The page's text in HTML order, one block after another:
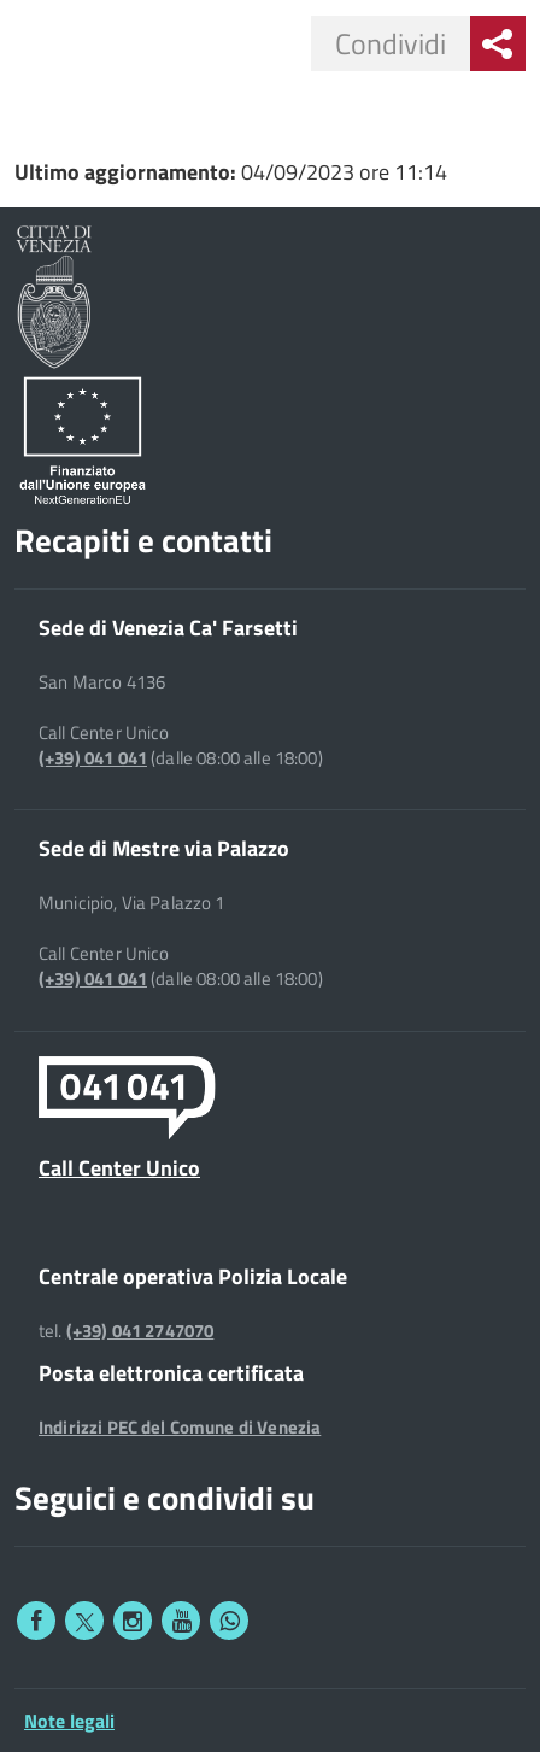
su
Facebook
Condividi
su
Condividi
Condividi
Ultimo aggiornamento:04/09/2023 ore 11:14
Recapiti e contatti
Sede di Venezia Ca' Farsetti
San Marco 4136
Call Center Unico
(+39) 041 041(dalle 08:00 alle 18:00)
Sede di Mestre via Palazzo
Municipio, Via Palazzo 1
Call Center Unico
(+39) 041 041(dalle 08:00 alle 18:00)
Call Center Unico
Centrale operativa Polizia Locale
tel.(+39) 041 2747070
Posta elettronica certificata
Indirizzi PEC del Comune di Venezia
Seguici e condividi su
Note legali